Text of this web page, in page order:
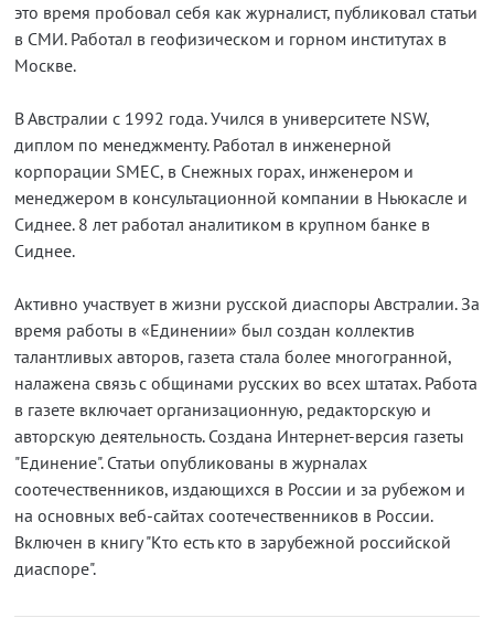
это время пробовал себя как журналист, публиковал статьи
в СМИ. Работал в геофизическом и горном институтах в
Москве.
В Австралии с 1992 года. Учился в университете NSW,
диплом по менеджменту. Работал в инженерной
корпорации SMEC, в Снежных горах, инженером и
менеджером в консультационной компании в Ньюкасле и
Сиднее. 8 лет работал аналитиком в крупном банке в
Сиднее.
Активно участвует в жизни русской диаспоры Австралии. За
время работы в «Единении» был создан коллектив
талантливых авторов, газета стала более многогранной,
налажена связь с общинами русских во всех штатах. Работа
в газете включает организационную, редакторскую и
авторскую деятельность. Создана Интернет-версия газеты
"Единение". Статьи опубликованы в журналах
соотечественников, издающихся в России и за рубежом и
на основных веб-сайтах соотечественников в России.
Включен в книгу "Кто есть кто в зарубежной российской
диаспоре".